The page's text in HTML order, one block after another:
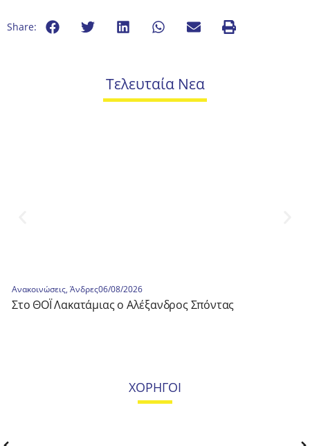
Share:
Τελευταία Νεα
Ανακοινώσεις, Άνδρες06/08/2026
Στο ΘΟΪ Λακατάμιας ο Αλέξανδρος Σπόντας
ΧΟΡΗΓΟΙ